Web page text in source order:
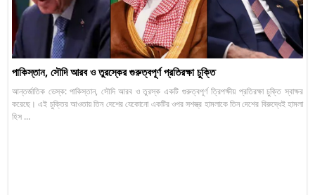
পাকিস্তান, সৌদি আরব ও তুরস্কের গুরুত্বপূর্ণ প্রতিরক্ষা চুক্তি
আন্তর্জাতিক ডেস্ক: পাকিস্তান, সৌদি আরব ও তুরস্ক একটি গুরুত্বপূর্ণ ত্রিপক্ষীয় প্রতিরক্ষা চুক্তি স্বাক্ষর
করেছে। এই চুক্তির আওতায় তিন দেশের যেকোনো একটির ওপর সশস্ত্র হামলাকে তিন দেশের বিরুদ্ধেই হামলা
হিস ...